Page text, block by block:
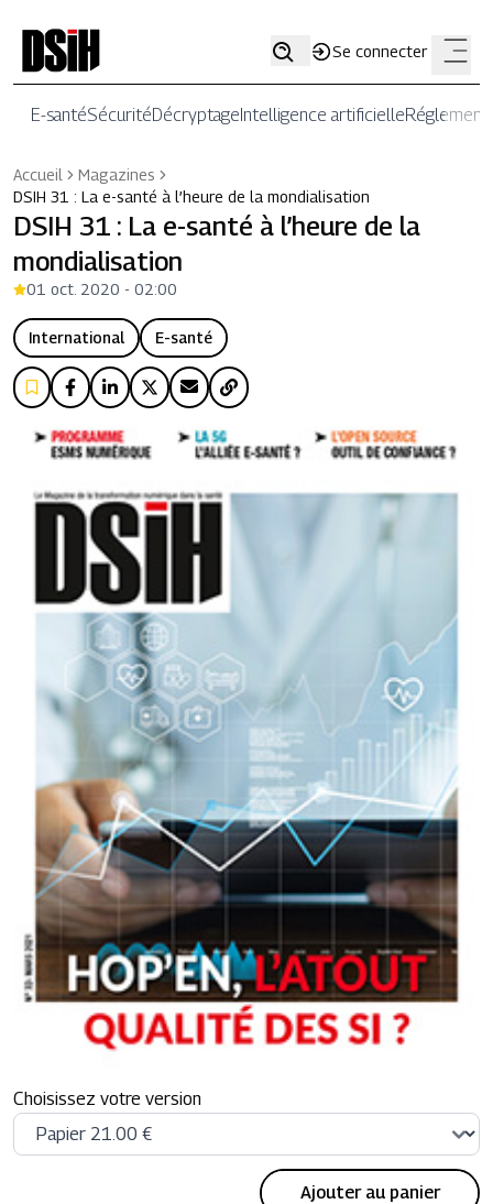
Se connecter
E-santéSécuritéDécryptageIntelligence artificielle
Accueil
Magazines
DSIH 31 : La e-santé à l’heure de la mondialisation
DSIH 31 : La e-santé à l’heure de la
mondialisation
01 oct. 2020 - 02:00
International E-santé
Choisissez votre version
Ajouter au panier